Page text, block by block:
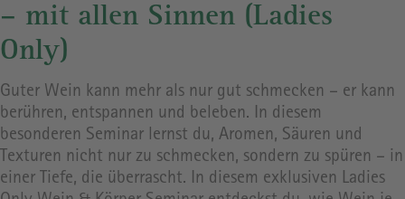
– mit allen Sinnen (Ladies
Only)
Guter Wein kann mehr als nur gut schmecken – er kann
berühren, entspannen und beleben. In diesem
besonderen Seminar lernst du, Aromen, Säuren und
Texturen nicht nur zu schmecken, sondern zu spüren – in
einer Tiefe, die überrascht. In diesem exklusiven Ladies